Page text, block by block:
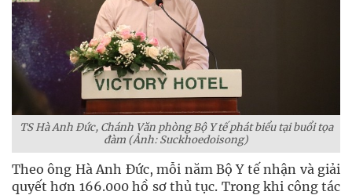
TS Hà Anh Đức, Chánh Văn phòng Bộ Y tế phát biểu tại buổi tọa
đàm (Ảnh: Suckhoedoisong)
Theo ông Hà Anh Đức, mỗi năm Bộ Y tế nhận và giải
quyết hơn 166.000 hồ sơ thủ tục. Trong khi công tác